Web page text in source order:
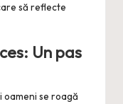
să reflecte
Un pas
se roagă